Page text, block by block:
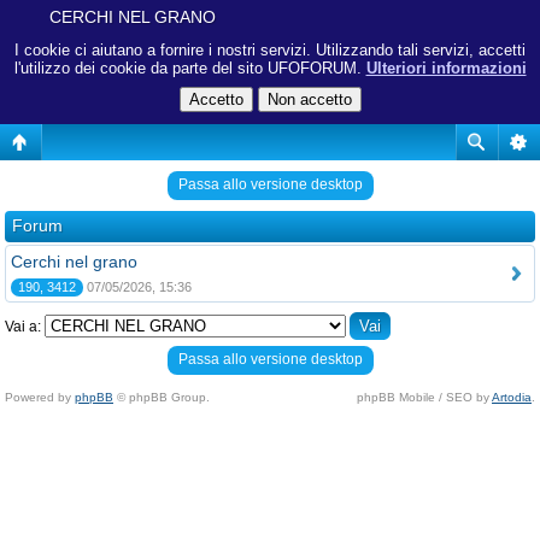
I cookie ci aiutano a fornire i nostri servizi. Utilizzando tali servizi, accetti
l'utilizzo dei cookie da parte del sito UFOFORUM. Ulteriori informazioni
CERCHI NEL GRANO
Passa allo versione desktop
Forum
Cerchi nel grano
190, 3412 07/05/2026, 15:36
Vai a:
Passa allo versione desktop
Powered by phpBB © phpBB Group. phpBB Mobile / SEO byArtodia